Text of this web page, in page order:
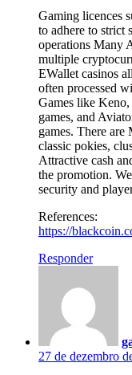
Gaming licences
to adhere to strict
operations Many
multiple
EWallet casinos
often processed
Games like
games, and
games. There are
classic pokies,
Attractive cash
the promotion.
security and
References:
https://
Responder
27 de dezembro